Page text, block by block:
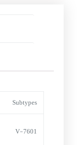
Subtypes
V-7601